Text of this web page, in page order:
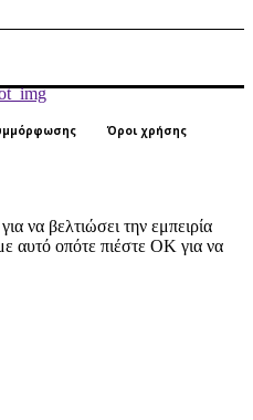
Όροι χρήσης
να βελτιώσει την εμπειρία
αυτό οπότε πιέστε ΟΚ για να